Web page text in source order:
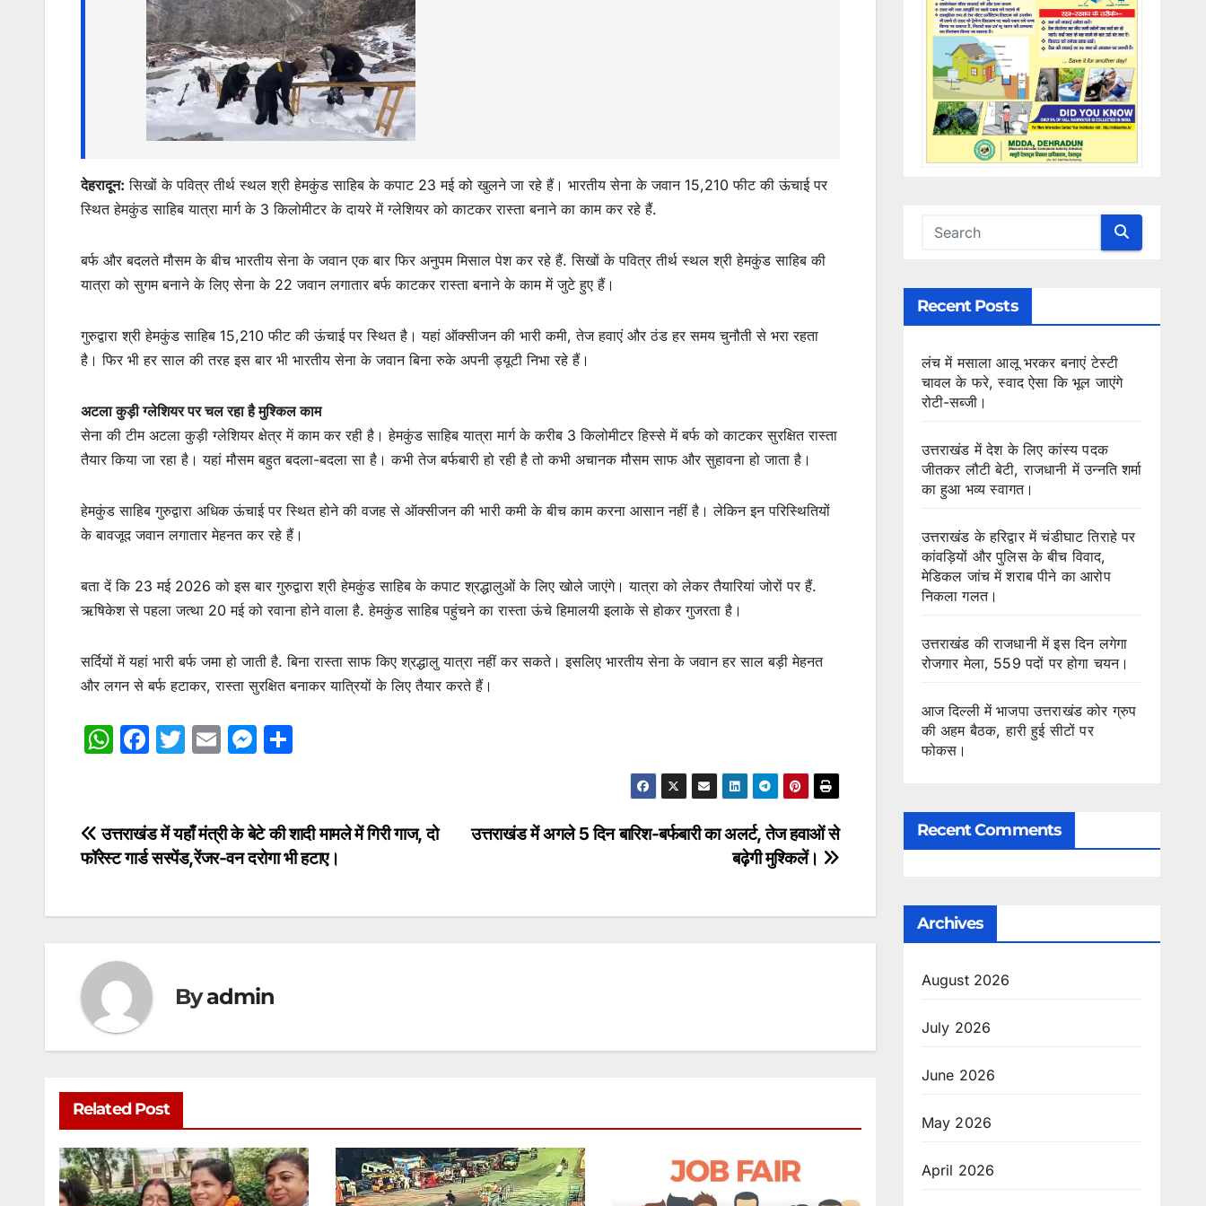
b
o
o
k
e
n
g
er
देहरादून: सिखों के पवित्र तीर्थ स्थल श्री हेमकुंड साहिब के कपाट 23 मई को खुलने जा रहे हैं। भारतीय सेना के जवान 15,210 फीट की ऊंचाई पर
स्थित हेमकुंड साहिब यात्रा मार्ग के 3 किलोमीटर के दायरे में ग्लेशियर को काटकर रास्ता बनाने का काम कर रहे हैं.
बर्फ और बदलते मौसम के बीच भारतीय सेना के जवान एक बार फिर अनुपम मिसाल पेश कर रहे हैं. सिखों के पवित्र तीर्थ स्थल श्री हेमकुंड साहिब की
यात्रा को सुगम बनाने के लिए सेना के 22 जवान लगातार बर्फ काटकर रास्ता बनाने के काम में जुटे हुए हैं।
गुरुद्वारा श्री हेमकुंड साहिब 15,210 फीट की ऊंचाई पर स्थित है। यहां ऑक्सीजन की भारी कमी, तेज हवाएं और ठंड हर समय चुनौती से भरा रहता
है। फिर भी हर साल की तरह इस बार भी भारतीय सेना के जवान बिना रुके अपनी ड्यूटी निभा रहे हैं।
अटला कुड़ी ग्लेशियर पर चल रहा है मुश्किल काम
सेना की टीम अटला कुड़ी ग्लेशियर क्षेत्र में काम कर रही है। हेमकुंड साहिब यात्रा मार्ग के करीब 3 किलोमीटर हिस्से में बर्फ को काटकर सुरक्षित रास्ता
तैयार किया जा रहा है। यहां मौसम बहुत बदला-बदला सा है। कभी तेज बर्फबारी हो रही है तो कभी अचानक मौसम साफ और सुहावना हो जाता है।
हेमकुंड साहिब गुरुद्वारा अधिक ऊंचाई पर स्थित होने की वजह से ऑक्सीजन की भारी कमी के बीच काम करना आसान नहीं है। लेकिन इन परिस्थितियों
के बावजूद जवान लगातार मेहनत कर रहे हैं।
बता दें कि 23 मई 2026 को इस बार गुरुद्वारा श्री हेमकुंड साहिब के कपाट श्रद्धालुओं के लिए खोले जाएंगे। यात्रा को लेकर तैयारियां जोरों पर हैं.
ऋषिकेश से पहला जत्था 20 मई को रवाना होने वाला है. हेमकुंड साहिब पहुंचने का रास्ता ऊंचे हिमालयी इलाके से होकर गुजरता है।
सर्दियों में यहां भारी बर्फ जमा हो जाती है. बिना रास्ता साफ किए श्रद्धालु यात्रा नहीं कर सकते। इसलिए भारतीय सेना के जवान हर साल बड़ी मेहनत
और लगन से बर्फ हटाकर, रास्ता सुरक्षित बनाकर यात्रियों के लिए तैयार करते हैं।
W
s
A
p
F
e
b
o
T
er
E
l
M
s
e
g
e
Post
navigation
उत्तराखंड में अगले 5 दिन बारिश-बर्फबारी का अलर्ट, तेज हवाओं से
बढ़ेगी मुश्किलें।
उत्तराखंड में यहाँ मंत्री के बेटे की शादी मामले में गिरी गाज, दो
फॉरेस्ट गार्ड सस्पेंड,रेंजर-वन दरोगा भी हटाए।
Byadmin
Related Post
Recent Posts
लंच में मसाला आलू भरकर बनाएं टेस्टी
चावल के फरे, स्वाद ऐसा कि भूल जाएंगे
रोटी-सब्जी।
उत्तराखंड में देश के लिए कांस्य पदक
जीतकर लौटी बेटी, राजधानी में उन्नति शर्मा
का हुआ भव्य स्वागत।
उत्तराखंड के हरिद्वार में चंडीघाट तिराहे पर
कांवड़ियों और पुलिस के बीच विवाद,
मेडिकल जांच में शराब पीने का आरोप
निकला गलत।
उत्तराखंड की राजधानी में इस दिन लगेगा
रोजगार मेला, 559 पदों पर होगा चयन।
आज दिल्ली में भाजपा उत्तराखंड कोर ग्रुप
की अहम बैठक, हारी हुई सीटों पर
फोकस।
Recent Comments
Archives
August 2026
July 2026
June 2026
May 2026
April 2026